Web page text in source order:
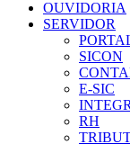
OUVIDORIA
SERVIDOR
SICON
E-SIC
RH